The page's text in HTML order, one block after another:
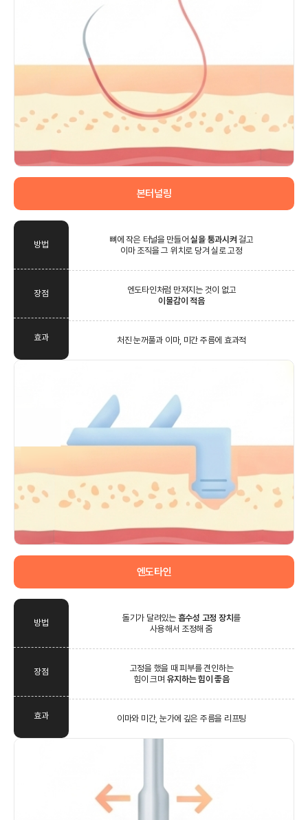
본터널링
방법
장점
효과
뼈에 작은 터널을 만들어실을 통과시켜 걸고
이마 조직을 그 위치로 당겨 실로 고정
엔도타인처럼 만져지는 것이 없고
이물감이 적음
처진 눈꺼풀과 이마, 미간 주름에 효과적
엔도타인
방법
장점
효과
돌기가 달려있는 흡수성 고정 장치를
사용해서 조정해 줌
고정을 했을 때 피부를 견인하는
힘이 크며 유지하는 힘이 좋음
이마와 미간, 눈가에 깊은 주름을 리프팅